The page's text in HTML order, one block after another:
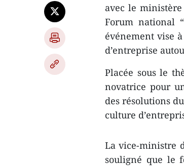
avec le
Forum national
événement vise
d’entreprise
Placée sous le
novatrice pour
des résolutions
culture
La vice-ministre
souligné que le